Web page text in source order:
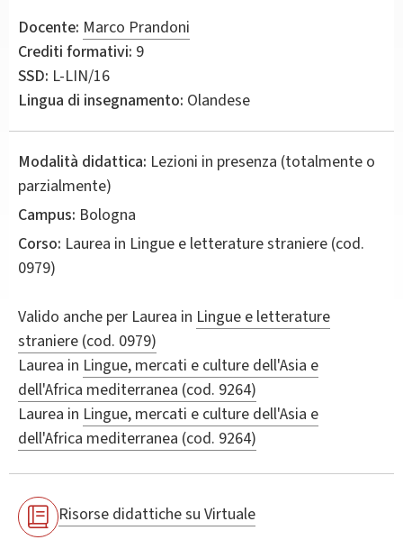
Docente: Marco Prandoni
Crediti formativi: 9
SSD: L-LIN/16
Lingua di insegnamento: Olandese
Modalità didattica: Lezioni in presenza (totalmente o
parzialmente)
Campus: Bologna
Corso: Laurea in Lingue e letterature straniere (cod.
0979)
Valido anche per Laurea in Lingue e letterature
straniere (cod. 0979)
Laurea in Lingue, mercati e culture dell'Asia e
dell'Africa mediterranea (cod. 9264)
Laurea in Lingue, mercati e culture dell'Asia e
dell'Africa mediterranea (cod. 9264)
Risorse didattiche su Virtuale